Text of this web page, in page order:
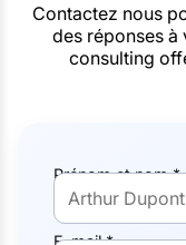
Contactez nous
des réponses à
consulting
Prénom et nom *
E-mail *